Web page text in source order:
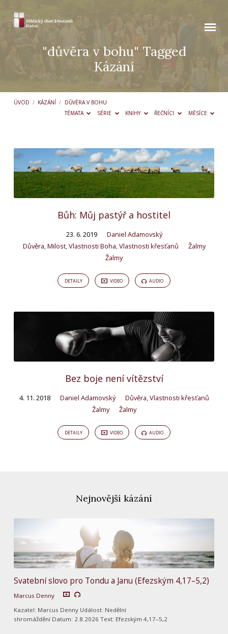
"důvěra v bohu" Tagged
Kázání
ÚVOD / KÁZÁNÍ / DŮVĚRA V BOHU
TÉMATA
SÉRIE KNIHY ŘEČNÍCI MĚSÍCE
"důvěra
v
bohu"
Tagged
Bůh: Můj pastýř a hostitel
23. 6. 2019
Daniel Adamovský
Důvěra Milost, Vlastnosti Boha Vlastnosti křesťanů
Žalmy
Žalmy
DETAILY VIDEO AUDIO
Bez boje není vítězství
4. 11. 2018 Daniel Adamovský Důvěra,Vlastnosti křesťanů
Žalmy
Žalmy
DETAILY VIDEO AUDIO
Nejnovější kázání
Svatební slovo pro Tondu a Janu (Efezským 4,17–5,2)
Marcus Denny
Kazatel: Marcus Denny Událost: Nedělní
shromáždění Datum: 2.8.2026 Text: Efezským 4,17–5,2